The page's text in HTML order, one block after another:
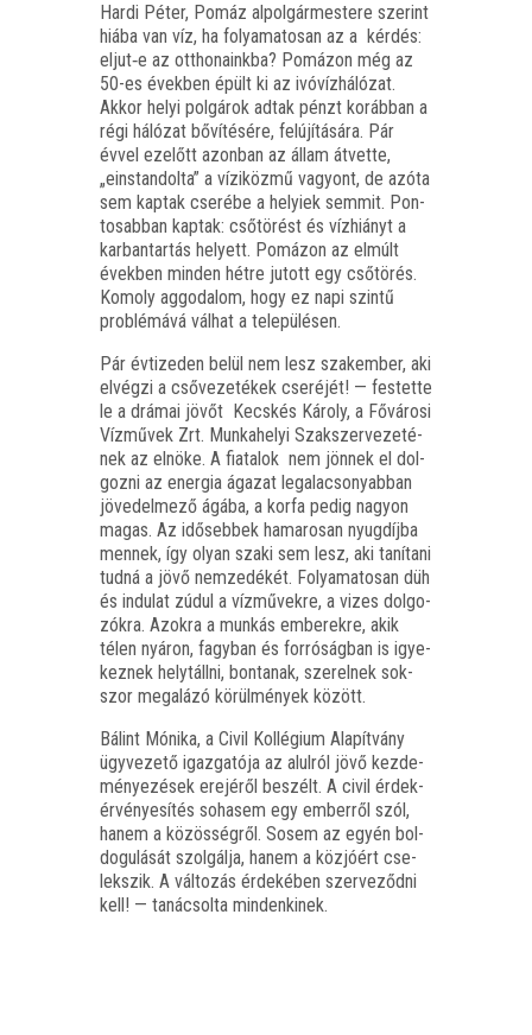
Har­di Péter, Pomáz alpol­gár­mes­te­re sze­rint
hiá­ba van víz, ha folya­ma­to­san az a kér­dés:
eljut‑e az ott­ho­na­ink­ba? Pomá­zon még az
50-es évek­ben épült ki az ivó­víz­há­ló­zat.
Akkor helyi pol­gá­rok adtak pénzt koráb­ban a
régi háló­zat bőví­té­sé­re, fel­újí­tá­sá­ra. Pár
évvel ezelőtt azon­ban az állam átvet­te,
„einstan­dol­ta” a vízi­köz­mű vagyont, de azóta
sem kap­tak cse­ré­be a helyi­ek sem­mit. Pon­
to­sab­ban kap­tak: cső­tö­rést és víz­hi­ányt a
kar­ban­tar­tás helyett. Pomá­zon az elmúlt
évek­ben min­den hét­re jutott egy cső­tö­rés.
Komoly aggo­da­lom, hogy ez napi szin­tű
prob­lé­má­vá vál­hat a településen.
Pár évti­ze­den belül nem lesz szak­em­ber, aki
elvég­zi a cső­ve­ze­té­kek cse­ré­jét! — fes­tet­te
le a drá­mai jövőt Kecs­kés Károly, a Fővá­ro­si
Víz­mű­vek Zrt. Mun­ka­he­lyi Szak­szer­ve­ze­té­
nek az elnö­ke. A fia­ta­lok nem jön­nek el dol­
goz­ni az ener­gia ága­zat leg­ala­cso­nyab­ban
jöve­del­me­ző ágá­ba, a kor­fa pedig nagyon
magas. Az idő­seb­bek hama­ro­san nyug­díj­ba
men­nek, így olyan sza­ki sem lesz, aki taní­ta­ni
tud­ná a jövő nem­ze­dé­két. Folya­ma­to­san düh
és indu­lat zúdul a víz­mű­vek­re, a vizes dol­go­
zók­ra. Azok­ra a mun­kás embe­rek­re, akik
télen nyá­ron, fagy­ban és for­ró­ság­ban is igye­
kez­nek helyt­áll­ni, bon­ta­nak, sze­rel­nek sok­
szor meg­alá­zó körül­mé­nyek között.
Bálint Móni­ka, a Civil Kol­lé­gi­um Ala­pít­vány
ügy­ve­ze­tő igaz­ga­tó­ja az alul­ról jövő kez­de­
mé­nye­zé­sek ere­jé­ről beszélt. A civil érdek­
ér­vé­nye­sí­tés soha­sem egy ember­ről szól,
hanem a közös­ség­ről. Sosem az egyén bol­
do­gu­lá­sát szol­gál­ja, hanem a köz­jó­ért cse­
lek­szik. A vál­to­zás érde­ké­ben szer­ve­ződ­ni
kell! — taná­csol­ta mindenkinek.